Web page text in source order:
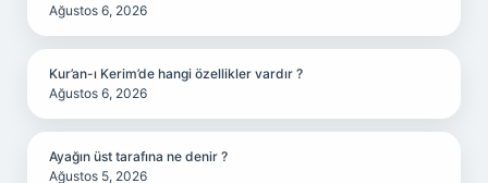
Ağustos 6, 2026
Kur’an-ı Kerim’de hangi özellikler vardır ?
Ağustos 6, 2026
Ayağın üst tarafına ne denir ?
Ağustos 5, 2026